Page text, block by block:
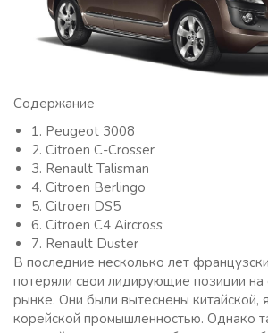
Содержание
1. Peugeot 3008
2. Citroen C-Crosser
3. Renault Talisman
4. Citroen Berlingo
5. Citroen DS5
6. Citroen C4 Aircross
7. Renault Duster
В последние несколько лет
потеряли свои лидирующие позиции на
рынке. Они были вытеснены китайской,
корейской промышленностью. Однако